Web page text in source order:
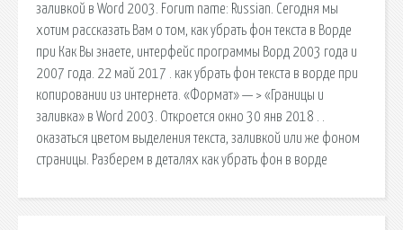
заливкой в Word 2003. Forum name: Russian. Сегодня мы
хотим рассказать Вам о том, как убрать фон текста в Ворде
при Как Вы знаете, интерфейс программы Ворд 2003 года и
2007 года. 22 май 2017 . как убрать фон текста в ворде при
копировании из интернета. «Формат» — > «Границы и
заливка» в Word 2003. Откроется окно 30 янв 2018 . .
оказаться цветом выделения текста, заливкой или же фоном
страницы. Разберем в деталях как убрать фон в ворде